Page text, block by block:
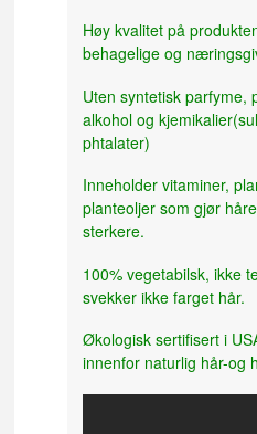
Høy kvalitet på
behagelige og
Uten syntetisk parfyme,
alkohol og
phtalater)
Inneholder vitaminer,
planteoljer som gjør
sterkere.
100% vegetabilsk, ikke
svekker ikke farget hår.
Økologisk sertifisert i
innenfor naturlig hår-og